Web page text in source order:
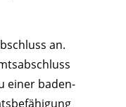
an.
einer baden-